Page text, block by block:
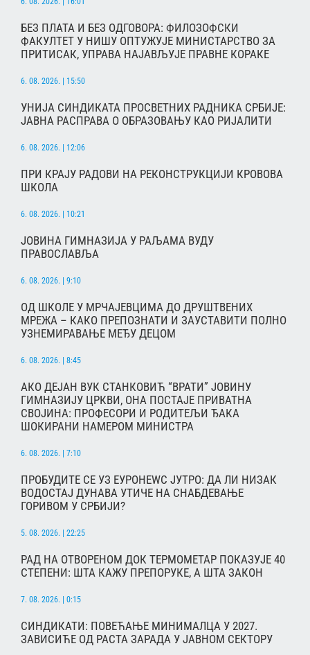
БЕЗ ПЛАТА И БЕЗ ОДГОВОРА: ФИЛОЗОФСКИ
ФАКУЛТЕТ У НИШУ ОПТУЖУЈЕ МИНИСТАРСТВО ЗА
ПРИТИСАК, УПРАВА НАЈАВЉУЈЕ ПРАВНЕ КОРАКЕ
6. 08. 2026. | 15:50
УНИЈА СИНДИКАТА ПРОСВЕТНИХ РАДНИКА СРБИЈЕ:
ЈАВНА РАСПРАВА О ОБРАЗОВАЊУ КАО РИЈАЛИТИ
6. 08. 2026. | 12:06
ПРИ КРАЈУ РАДОВИ НА РЕКОНСТРУКЦИЈИ КРОВОВА
ШКОЛА
6. 08. 2026. | 10:21
ЈОВИНА ГИМНАЗИЈА У РАЉАМА ВУДУ
ПРАВОСЛАВЉА
6. 08. 2026. | 9:10
ОД ШКОЛЕ У МРЧАЈЕВЦИМА ДО ДРУШТВЕНИХ
МРЕЖА – КАКО ПРЕПОЗНАТИ И ЗАУСТАВИТИ ПОЛНО
УЗНЕМИРАВАЊЕ МЕЂУ ДЕЦОМ
6. 08. 2026. | 8:45
АКО ДЕЈАН ВУК СТАНКОВИЋ “ВРАТИ” ЈОВИНУ
ГИМНАЗИЈУ ЦРКВИ, ОНА ПОСТАЈЕ ПРИВАТНА
СВОЈИНА: ПРОФЕСОРИ И РОДИТЕЉИ ЂАКА
ШОКИРАНИ НАМЕРОМ МИНИСТРА
6. 08. 2026. | 7:10
ПРОБУДИТЕ СЕ УЗ ЕУРОНЕWС ЈУТРО: ДА ЛИ НИЗАК
ВОДОСТАЈ ДУНАВА УТИЧЕ НА СНАБДЕВАЊЕ
ГОРИВОМ У СРБИЈИ?
5. 08. 2026. | 22:25
РАД НА ОТВОРЕНОМ ДОК ТЕРМОМЕТАР ПОКАЗУЈЕ 40
СТЕПЕНИ: ШТА КАЖУ ПРЕПОРУКЕ, А ШТА ЗАКОН
7. 08. 2026. | 0:15
СИНДИКАТИ: ПОВЕЋАЊЕ МИНИМАЛЦА У 2027.
ЗАВИСИЋЕ ОД РАСТА ЗАРАДА У ЈАВНОМ СЕКТОРУ